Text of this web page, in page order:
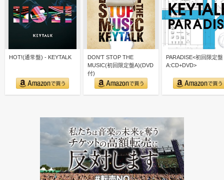
HOT!(通常盤) - KEYTALK
DON'T STOP THE
MUSIC(初回限定盤A)(DVD
付)
PARADISE<初回限定盤
A:CD+DVD>